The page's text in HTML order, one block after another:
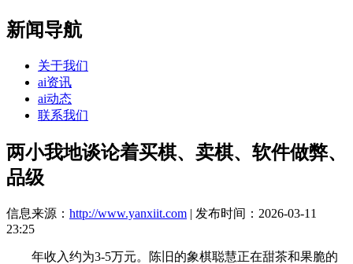
新闻导航
关于我们
ai资讯
ai动态
联系我们
两小我地谈论着买棋、卖棋、软件做弊、
品级
信息来源： http://www.yanxiit.com | 发布时间：2026-03-11
23:25
年收入约为3-5万元。陈旧的象棋聪慧正在甜茶和果脆的